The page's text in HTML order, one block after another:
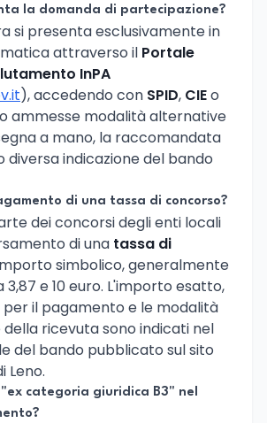
la domanda di partecipazione?
si presenta esclusivamente in
attraverso il Portale
InPA
), accedendo con SPID, CIEo
ammesse modalità alternative
a mano, la raccomandata
diversa indicazione del bando
di una tassa di concorso?
dei concorsi degli enti locali
di una tassa di
simbolico, generalmente
e 10 euro. L'importo esatto,
il pagamento e le modalità
della ricevuta sono indicati nel
del bando pubblicato sul sito
Leno.
categoria giuridica B3" nel